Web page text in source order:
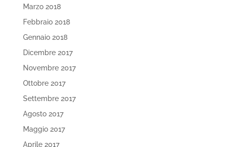
Marzo 2018
Febbraio 2018
Gennaio 2018
Dicembre 2017
Novembre 2017
Ottobre 2017
Settembre 2017
Agosto 2017
Maggio 2017
Aprile 2017